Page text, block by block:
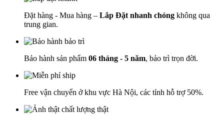
Đặt hàng - Mua hàng – Lắp Đặt nhanh chóng không qua
trung gian.
Bảo hành sản phẩm 06 tháng - 5 năm, bảo trì trọn đời.
Free vận chuyển ở khu vực Hà Nội, các tỉnh hỗ trợ 50%.